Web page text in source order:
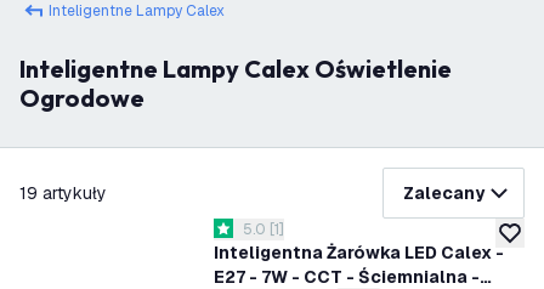
Inteligentne Lampy Calex
Inteligentne Lampy Calex Oświetlenie
Ogrodowe
19 artykuły Zalecany
Inteligentna Żarówka LED Calex -
E27 - 7W - CCT - Ściemnialna -
otwórz panel recenzji
5 Gwiazdki oceny
5.0 [1]
filtruj